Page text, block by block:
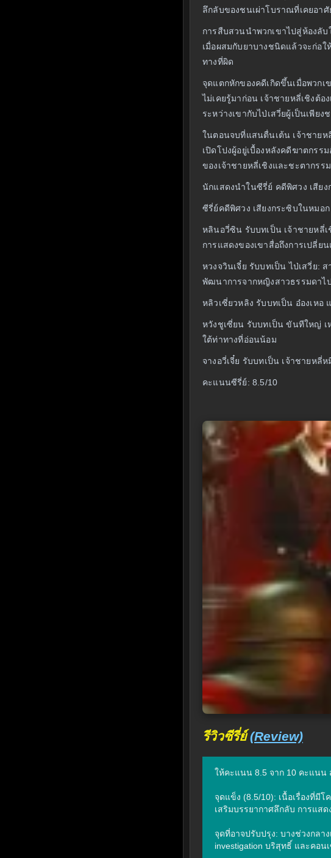
ลึกลับของชนเผ่าโบราณที่เคยอา
การสืบสวนนำพวกเขาไปสู่ห้องลั
เมื่อผสมกับยาบางชนิดแล้วจะก่อ
ทางที่ผิด
จุดแตกหักของคดีเกิดขึ้นเมื่อพวกเ
ไม่เคยรู้มาก่อน เจ้าชายหลี่เชิงต้
ระหว่างเขากับไป่เสวี่ยผู้เป็นเพียง
ในตอนจบที่แสนตื่นเต้น เจ้าชายห
เปิดโปงผู้อยู่เบื้องหลังคดีฆาตกร
ของเจ้าชายหลี่เชิงและชะตากรร
นักแสดงนำในซีรี่ย์ คดีพิศวง เสีย
ซีรี่ย์คดีพิศวง เสียงกระซิบในหมอ
หลินอวี่ซิน รับบทเป็น เจ้าชายหลี่
การแสดงของเขาสื่อถึงการเปลี่ย
หวงจวินเจี๋ย รับบทเป็น ไป่เสวี่ย:
พัฒนาการจากหญิงสาวธรรมดาไ
หลิวเซี่ยวหลิง รับบทเป็น อ๋องเห
หวังชูเซี่ยน รับบทเป็น ขันทีใหญ่ เ
ใต้ท่าทางที่อ่อนน้อม
จางอวี่เจี๋ย รับบทเป็น เจ้าชายห
คะแนนซีรี่ย์: 8.5/10
รีวิวซีรี่ย์(Review)
ให้คะแนน 8.5 จาก 10 คะแนน
จุดแข็ง (8.5/10): เนื้อเรื่องที่มี
เสริมบรรยากาศลึกลับ การแส
จุดที่อาจปรับปรุง: บางช่วงกล
investigation บริสุทธิ์ และคอน